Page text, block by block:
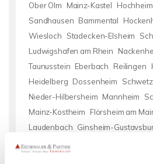
Ober Olm
Mainz-Kastel
Sandhausen Bammental
Wiesloch
Stadecken-Elsheim
Ludwigshafen am Rhein
Taunusstein Eberbach Reilingen
Heidelberg Dossenheim
Nieder-Hilbersheim Mannheim
Mainz-Kostheim
Flörsheim am
Laudenbach Ginsheim-
Mauer